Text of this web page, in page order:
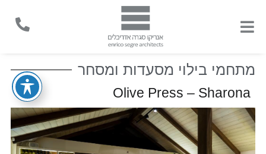
מתחמי בילוי מסעדות ומסחר
Olive Press – Sharona